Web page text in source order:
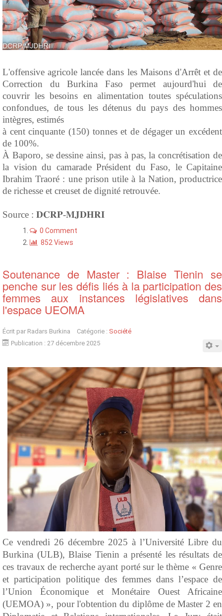
L'offensive agricole lancée dans les Maisons d'Arrêt et de
Correction du Burkina Faso permet aujourd'hui de
couvrir les besoins en alimentation toutes spéculations
confondues, de tous les détenus du pays des hommes
intègres, estimés
à cent cinquante (150) tonnes et de dégager un excédent
de 100%.
À Baporo, se dessine ainsi, pas à pas, la concrétisation de
la vision du camarade Président du Faso, le Capitaine
Ibrahim Traoré : une prison utile à la Nation, productrice
de richesse et creuset de dignité retrouvée.
Source : 𝐃𝐂𝐑𝐏-𝐌𝐉𝐃𝐇𝐑𝐈
0 Comment
852 Views
Soutenance de Master : Blaise Tienin se
penche sur les défis liés à la participation des
femmes aux instances législatives dans
l'espace UEOMA
Écrit par Radars Burkina Catégorie : Société
Publication : 27 décembre 2025
Ce vendredi 26 décembre 2025 à l’Université Libre du
Burkina (ULB), Blaise Tienin a présenté les résultats de
ces travaux de recherche ayant porté sur le thème « Genre
et participation politique des femmes dans l’espace de
l’Union Économique et Monétaire Ouest Africaine
(UEMOA) », pour l'obtention du diplôme de Master 2 en